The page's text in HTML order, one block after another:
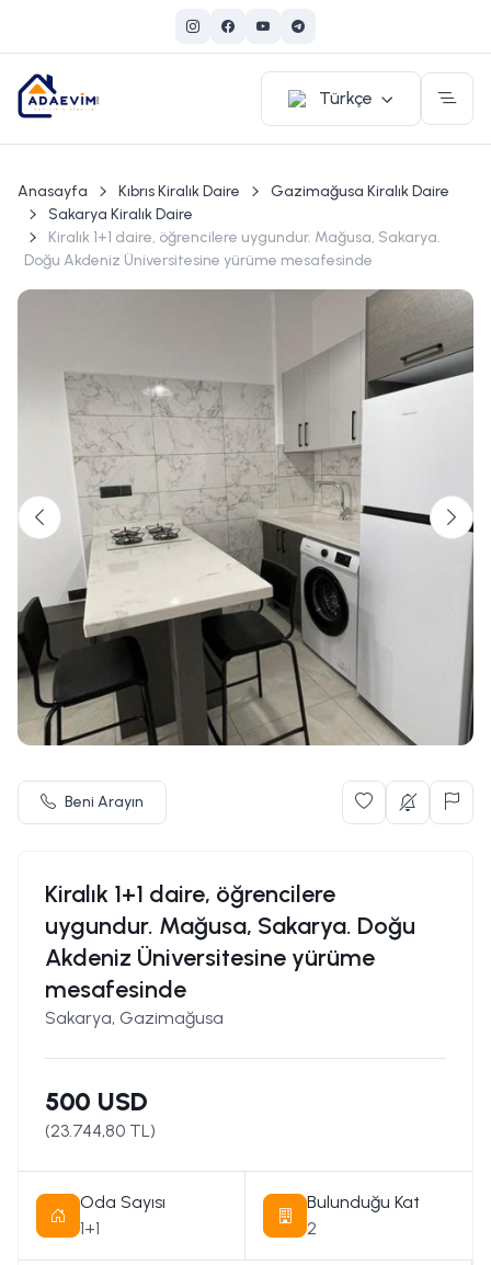
Türkçe
Anasayfa Kıbrıs Kiralık Daire
Gazimağusa Kiralık Daire
Sakarya Kiralık Daire
Kiralık 1+1 daire, öğrencilere uygundur. Mağusa, Sakarya.
Doğu Akdeniz Üniversitesine yürüme mesafesinde
Beni Arayın
Kiralık 1+1 daire, öğrencilere
uygundur. Mağusa, Sakarya. Doğu
Akdeniz Üniversitesine yürüme
mesafesinde
Sakarya, Gazimağusa
500 USD
(23.744,80 TL)
Oda Sayısı
1+1
Bulunduğu Kat
2